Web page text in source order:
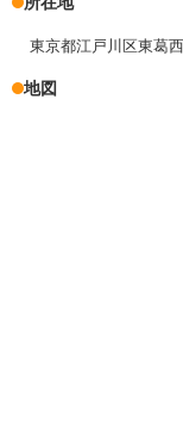
東京都江戸川区東葛
地図